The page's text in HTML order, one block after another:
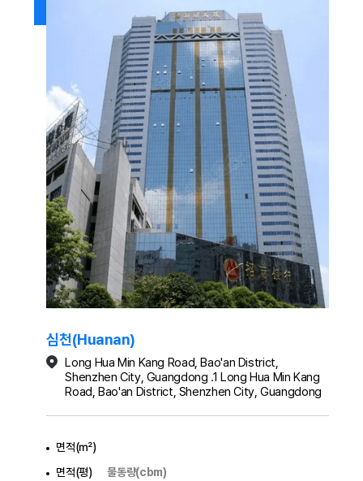
심천(Huanan)
Long Hua Min Kang Road, Bao'an District,
Shenzhen City, Guangdong .1 Long Hua Min Kang
Road, Bao'an District, Shenzhen City, Guangdong
면적(㎡)
면적(평)
물동량(cbm)